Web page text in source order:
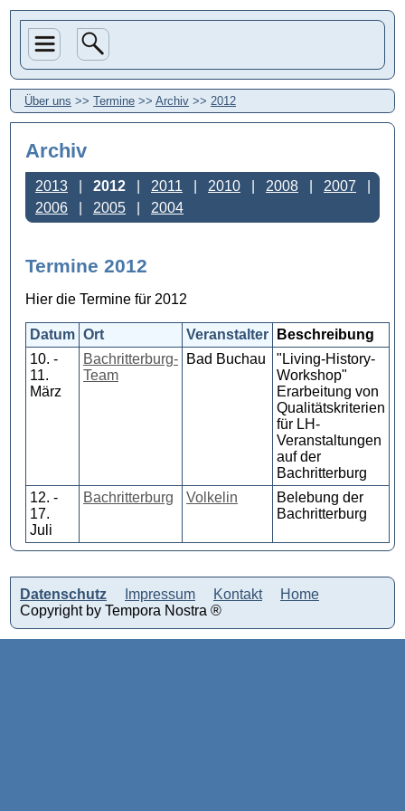
Über uns >> Termine >> Archiv >> 2012
Archiv
2013 2012 2011 2010 2008
2007
2006
2005 2004
Termine 2012
Hier die Termine für 2012
Datum Ort Veranstalter
Beschreibung
10. -
11.
März
Bachritterburg-
Team
Bad Buchau
"Living-History-
Workshop"
Erarbeitung von
Qualitätskriterien
für LH-
Veranstaltungen
auf der
Bachritterburg
12. -
17.
Juli
Bachritterburg Volkelin
Belebung der
Bachritterburg
Datenschutz Impressum Kontakt
Home
Copyright by Tempora Nostra ®